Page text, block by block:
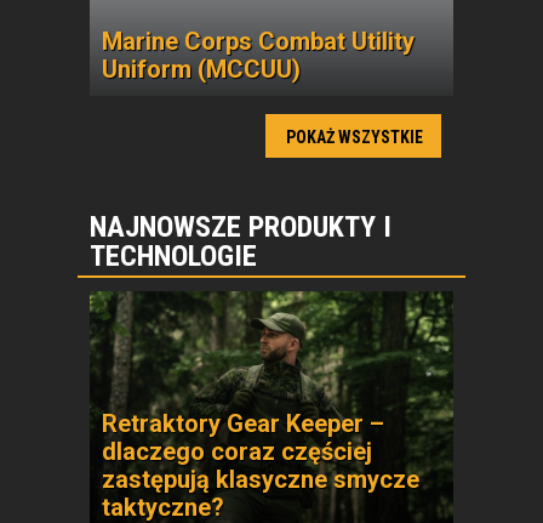
Marine Corps Combat Utility
Uniform (MCCUU)
POKAŻ WSZYSTKIE
NAJNOWSZE PRODUKTY I
TECHNOLOGIE
Retraktory Gear Keeper –
dlaczego coraz częściej
zastępują klasyczne smycze
taktyczne?